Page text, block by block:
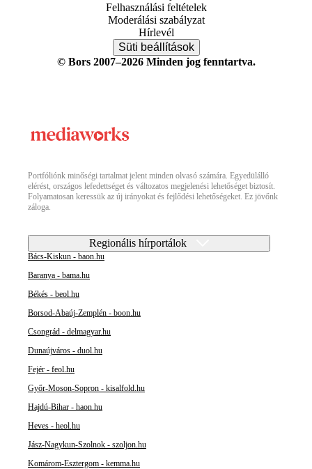
Felhasználási feltételek
Moderálási szabályzat
Hírlevél
Süti beállítások
© Bors 2007–2026 Minden jog fenntartva.
Portfóliónk minőségi tartalmat jelent minden olvasó számára. Egyedülálló
elérést, országos lefedettséget és változatos megjelenési lehetőséget biztosít.
Folyamatosan keressük az új irányokat és fejlődési lehetőségeket. Ez jövőnk
záloga.
Regionális hírportálok
Bács-Kiskun - baon.hu
Baranya - bama.hu
Békés - beol.hu
Borsod-Abaúj-Zemplén - boon.hu
Csongrád - delmagyar.hu
Dunaújváros - duol.hu
Fejér - feol.hu
Győr-Moson-Sopron - kisalfold.hu
Hajdú-Bihar - haon.hu
Heves - heol.hu
Jász-Nagykun-Szolnok - szoljon.hu
Komárom-Esztergom - kemma.hu